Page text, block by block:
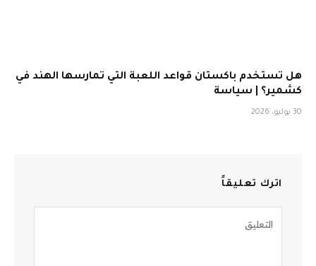
هل تستخدم باكستان قواعد اللعبة التي تمارسها الهند في
كشمير؟ | سياسة
30 يوليو، 2026
اترك تعليقاً